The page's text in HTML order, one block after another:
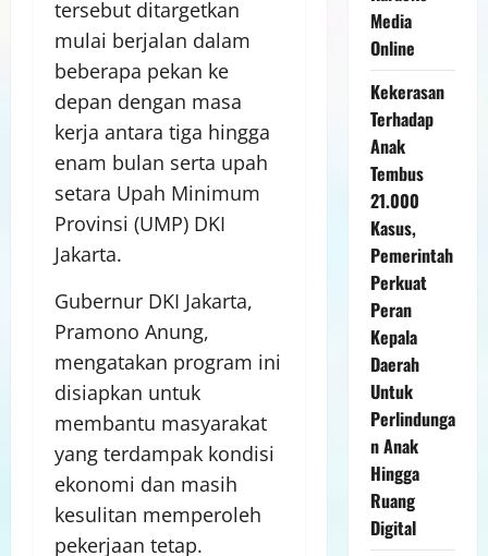
tersebut ditargetkan
mulai berjalan dalam
beberapa pekan ke
depan dengan masa
kerja antara tiga hingga
enam bulan serta upah
setara Upah Minimum
Provinsi (UMP) DKI
Jakarta.
Gubernur DKI Jakarta,
Pramono Anung,
mengatakan program ini
disiapkan untuk
membantu masyarakat
yang terdampak kondisi
ekonomi dan masih
kesulitan memperoleh
pekerjaan tetap.
Media
Online
Kekerasan
Terhadap
Anak
Tembus
21.000
Kasus,
Pemerintah
Perkuat
Peran
Kepala
Daerah
Untuk
Perlindunga
n Anak
Hingga
Ruang
Digital